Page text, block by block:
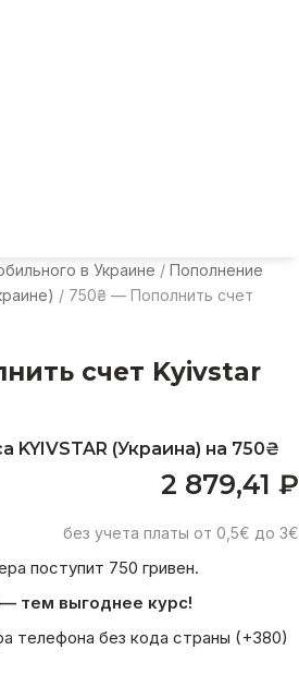
в Украине / Пополнение
/ 750₴ — Пополнить счет
счет Kyivstar
KYIVSTAR (Украина) на 750₴
2 879,41 ₽
без учета платы от 0,5€ до 3€
поступит 750 гривен.
тем выгоднее курс!
телефона без кода страны (+380)